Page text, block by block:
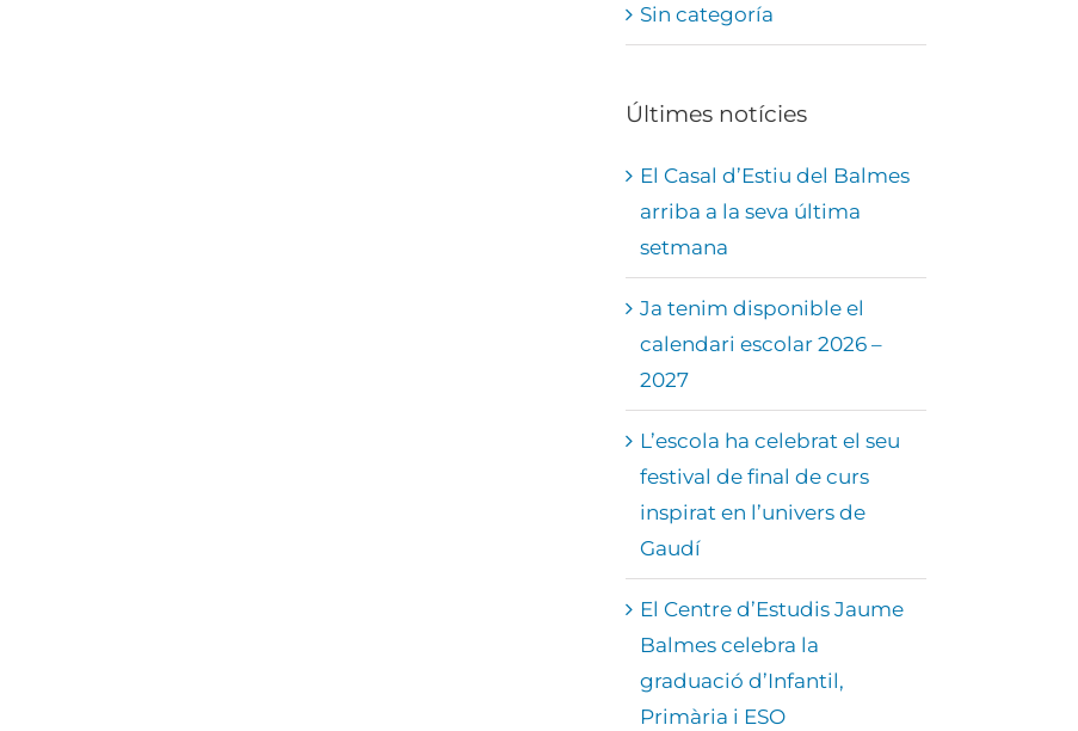
Sin categoría
Últimes notícies
El Casal d’Estiu del Balmes
arriba a la seva última
setmana
Ja tenim disponible el
calendari escolar 2026 –
2027
L’escola ha celebrat el seu
festival de final de curs
inspirat en l’univers de
Gaudí
El Centre d’Estudis Jaume
Balmes celebra la
graduació d’Infantil,
Primària i ESO